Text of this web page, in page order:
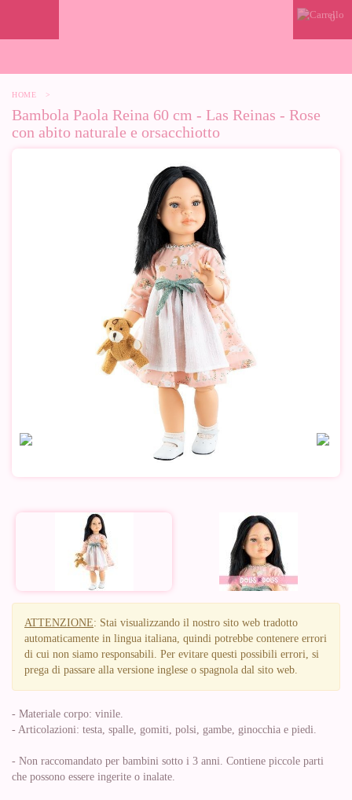
0
HOME >
Bambola Paola Reina 60 cm - Las Reinas - Rose
con abito naturale e orsacchiotto
ATTENZIONE: Stai visualizzando il nostro sito web tradotto
automaticamente in lingua italiana, quindi potrebbe contenere errori
di cui non siamo responsabili. Per evitare questi possibili errori, si
prega di passare alla versione inglese o spagnola dal sito web.
- Materiale corpo: vinile.
- Articolazioni: testa, spalle, gomiti, polsi, gambe, ginocchia e piedi.
- Non raccomandato per bambini sotto i 3 anni. Contiene piccole parti
che possono essere ingerite o inalate.